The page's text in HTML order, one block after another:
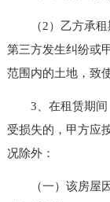
（2）乙方承租
第三方发生纠纷或
范围内的土地，致
3、在租赁期间
受损失的，甲方应
况除外：
（一）该房屋因